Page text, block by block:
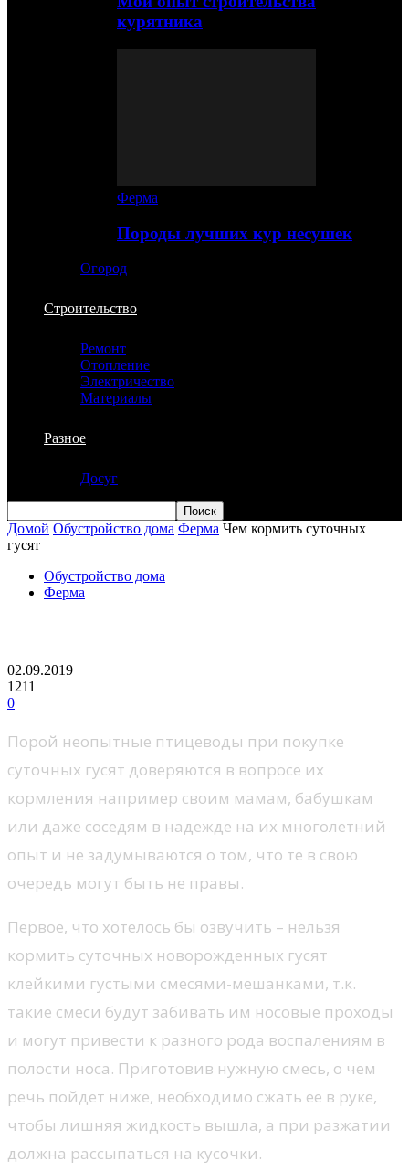
курятника
Ферма
Породы лучших кур несушек
Огород
Строительство
Ремонт
Отопление
Электричество
Материалы
Разное
Досуг
Домой Обустройство дома Ферма Чем кормить суточных
гусят
Обустройство дома
Ферма
02.09.2019
1211
0
Порой неопытные птицеводы при покупке
суточных гусят доверяются в вопросе их
кормления например своим мамам, бабушкам
или даже соседям в надежде на их многолетний
опыт и не задумываются о том, что те в свою
очередь могут быть не правы.
Первое, что хотелось бы озвучить – нельзя
кормить суточных новорожденных гусят
клейкими густыми смесями-мешанками, т.к.
такие смеси будут забивать им носовые проходы
и могут привести к разного рода воспалениям в
полости носа. Приготовив нужную смесь, о чем
речь пойдет ниже, необходимо сжать ее в руке,
чтобы лишняя жидкость вышла, а при разжатии
должна рассыпаться на кусочки.